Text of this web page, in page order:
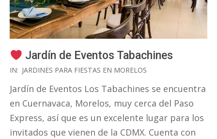
Jardín de Eventos Tabachines
2020-
01-
16
IN: JARDINES PARA FIESTAS EN MORELOS
Jardín de Eventos Los Tabachines se encuentra
en Cuernavaca, Morelos, muy cerca del Paso
Express, así que es un excelente lugar para los
invitados que vienen de la CDMX. Cuenta con